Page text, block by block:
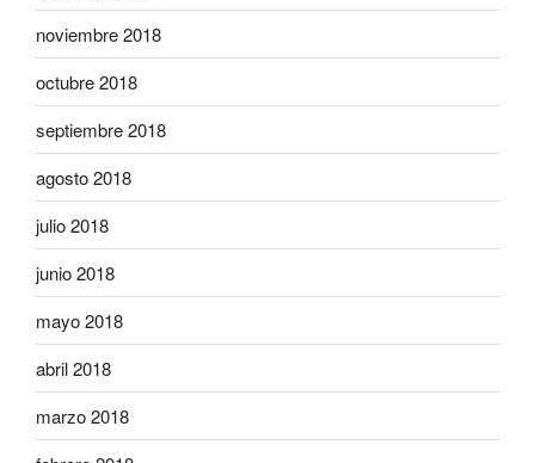
noviembre 2018
octubre 2018
septiembre 2018
agosto 2018
julio 2018
junio 2018
mayo 2018
abril 2018
marzo 2018